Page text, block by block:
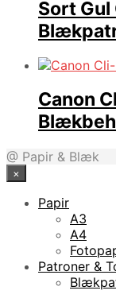
Sort Gul
Canon
@ Papir & Blæk
×
Papir
A3
A4
Patroner &